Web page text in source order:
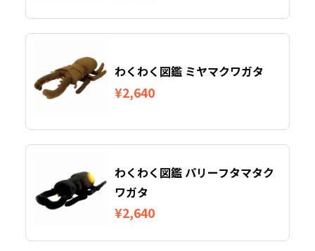
わくわく図鑑 ミヤマクワガタ
¥2,640
わくわく図鑑 パリーフタマタク
ワガタ
¥2,640